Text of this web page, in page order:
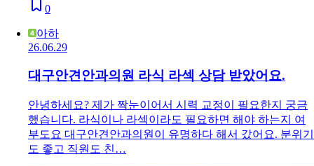
0
아하
26.06.29
대구안견안과의원 라식 라섹 상담 받았어요.
안녕하세요? 제가 짝눈이어서 시력 교정이 필요한지 궁금
했습니다. 라식이나 라섹이라도 필요하면 해야 하는지 여
부도요 대구안견안과의원이 유명하다 해서 갔어요. 분위기
도 좋고 직원도 친…